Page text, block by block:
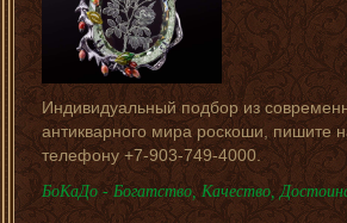
Индивидуальный подбор из
антикварного мира роскоши, пишите
телефону +7-903-749-4000.
БоКаДо - Богатство, Качество,